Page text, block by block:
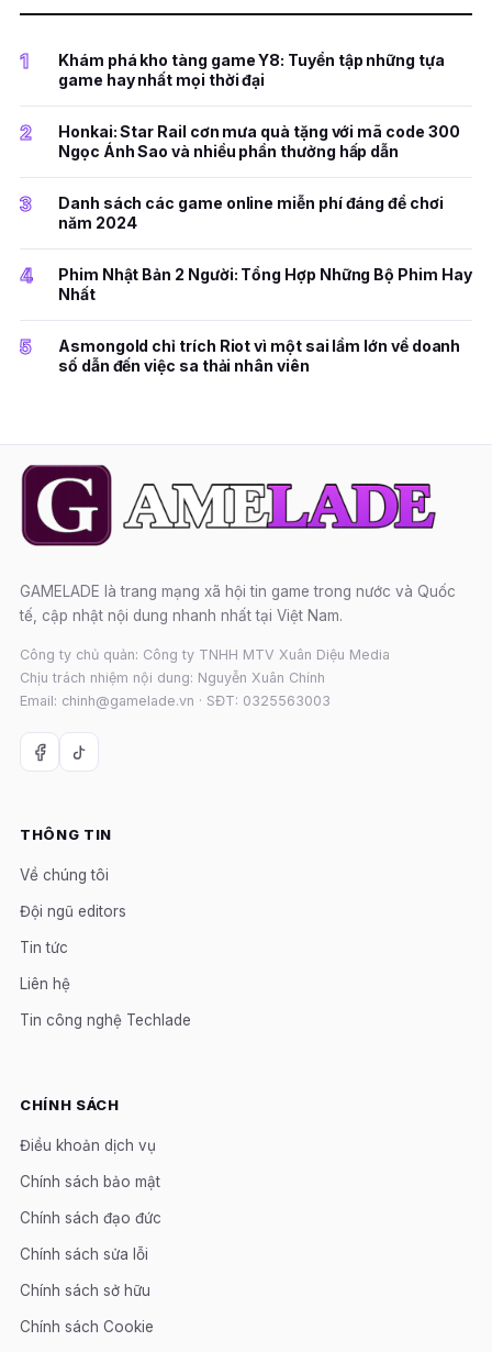
1
Khám phá kho tàng game Y8: Tuyển tập những tựa
game hay nhất mọi thời đại
2
Honkai: Star Rail cơn mưa quà tặng với mã code 300
Ngọc Ánh Sao và nhiều phần thưởng hấp dẫn
3
Danh sách các game online miễn phí đáng để chơi
năm 2024
4
Phim Nhật Bản 2 Người: Tổng Hợp Những Bộ Phim Hay
Nhất
5
Asmongold chỉ trích Riot vì một sai lầm lớn về doanh
số dẫn đến việc sa thải nhân viên
GAMELADE là trang mạng xã hội tin game trong nước và Quốc
tế, cập nhật nội dung nhanh nhất tại Việt Nam.
Công ty chủ quản: Công ty TNHH MTV Xuân Diệu Media
Chịu trách nhiệm nội dung: Nguyễn Xuân Chính
Email: chinh@gamelade.vn · SĐT: 0325563003
THÔNG TIN
Về chúng tôi
Đội ngũ editors
Tin tức
Liên hệ
Tin công nghệ Techlade
CHÍNH SÁCH
Điều khoản dịch vụ
Chính sách bảo mật
Chính sách đạo đức
Chính sách sửa lỗi
Chính sách sở hữu
Chính sách Cookie